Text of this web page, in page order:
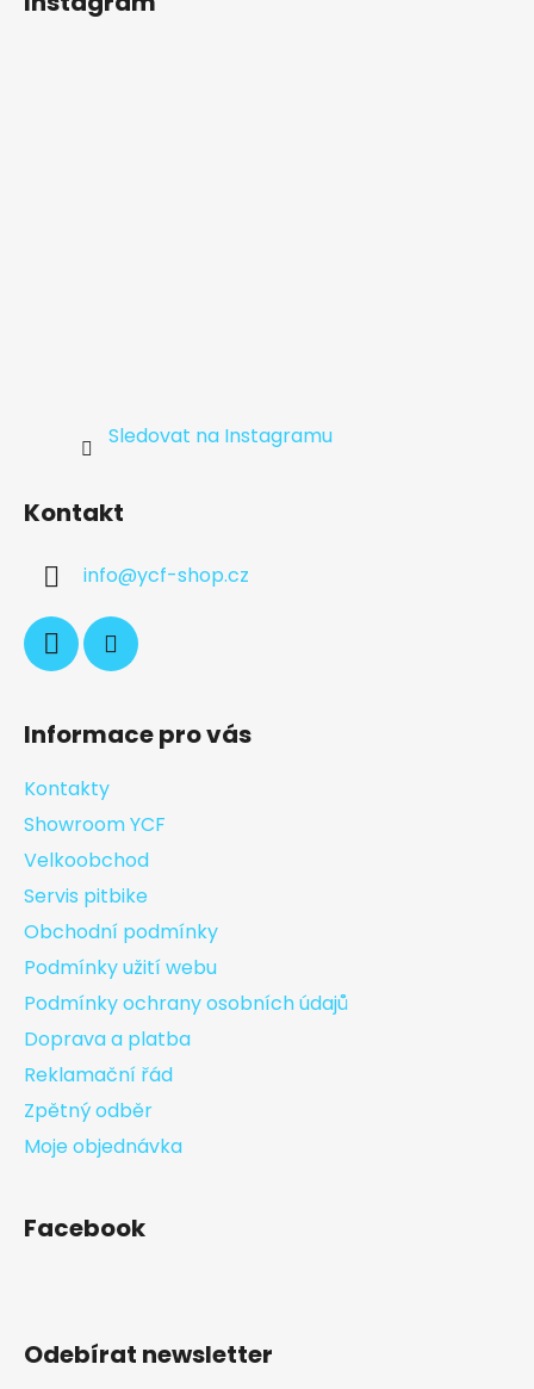
Sledovat na Instagramu
Kontakt
info@ycf-shop.cz
Informace pro vás
Kontakty
Showroom YCF
Velkoobchod
Servis pitbike
Obchodní podmínky
Podmínky užití webu
Podmínky ochrany osobních údajů
Doprava a platba
Reklamační řád
Zpětný odběr
Moje objednávka
Facebook
Odebírat newsletter